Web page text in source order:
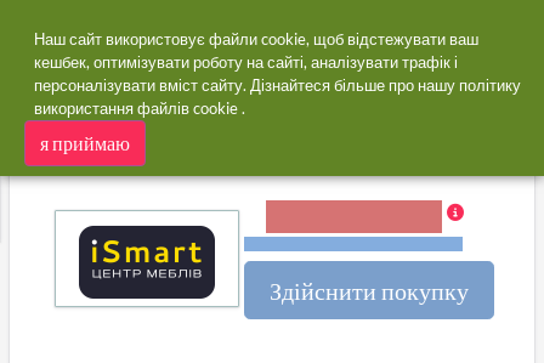
додому Магазини iSmart
iSmart кешбек
Здійснити покупку
Наш сайт використовує файли cookie, щоб відстежувати ваш
кешбек, оптимізувати роботу на сайті, аналізувати трафік і
персоналізувати вміст сайту. Дізнайтеся більше про нашу політику
використання файлів cookie.
я приймаю